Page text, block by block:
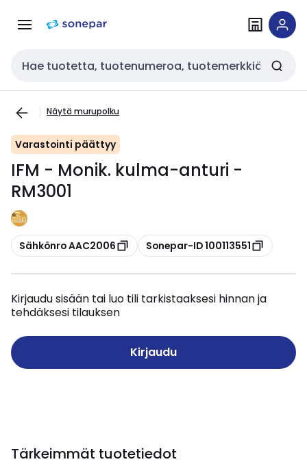
navigointiinsisältöön
Haku
Näytä murupolku
Varastointi päättyy
IFM - Monik. kulma-anturi -
RM3001
Kopioi
Sähkönro AAC2006 Kopioi
Sonepar-ID 100113551
Kirjaudu sisään tai luo tili tarkistaaksesi hinnan ja
tehdäksesi tilauksen
Kirjaudu
Tärkeimmät tuotetiedot